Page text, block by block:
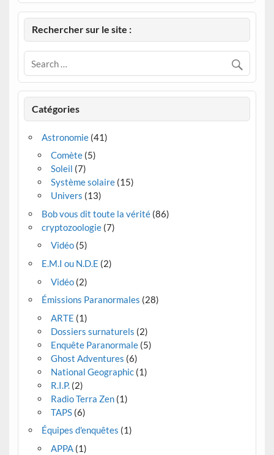
Rechercher sur le site :
Catégories
Astronomie(41)
Comète(5)
Soleil (7)
Système solaire(15)
Univers (13)
Bob vous dit toute la vérité(86)
cryptozoologie(7)
Vidéo(5)
E.M.I ou N.D.E (2)
Vidéo(2)
Émissions Paranormales (28)
ARTE (1)
Dossiers surnaturels (2)
Enquête Paranormale(5)
Ghost Adventures (6)
National Geographic(1)
R.I.P.(2)
Radio Terra Zen(1)
TAPS(6)
Équipes d'enquêtes (1)
APPA(1)